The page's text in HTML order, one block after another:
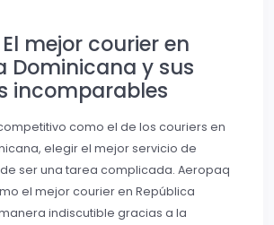
mejor courier en
Dominicana y sus
incomparables
como el de los couriers en
elegir el mejor servicio de
ser una tarea complicada. Aeropaq
el mejor courier en República
indiscutible gracias a la